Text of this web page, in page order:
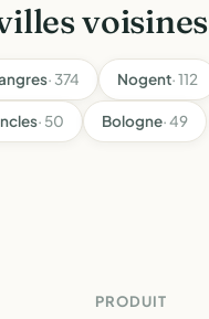
voisines
· 374 Nogent· 112
· 50 Bologne· 49
PRODUIT